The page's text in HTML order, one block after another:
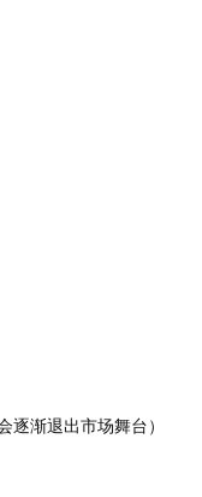
逐渐退出市场舞台）